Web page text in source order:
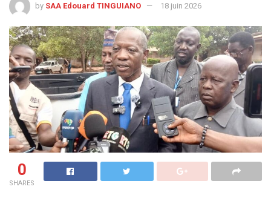
by SAA Edouard TINGUIANO 18 juin 2026
0
SHARES